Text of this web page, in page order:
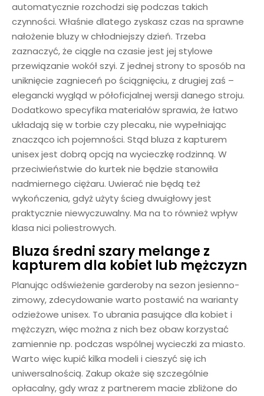
automatycznie rozchodzi się podczas takich
czynności. Właśnie dlatego zyskasz czas na sprawne
nałożenie bluzy w chłodniejszy dzień. Trzeba
zaznaczyć, że ciągle na czasie jest jej stylowe
przewiązanie wokół szyi. Z jednej strony to sposób na
uniknięcie zagnieceń po ściągnięciu, z drugiej zaś –
elegancki wygląd w półoficjalnej wersji danego stroju.
Dodatkowo specyfika materiałów sprawia, że łatwo
układają się w torbie czy plecaku, nie wypełniając
znacząco ich pojemności. Stąd bluza z kapturem
unisex jest dobrą opcją na wycieczkę rodzinną. W
przeciwieństwie do kurtek nie będzie stanowiła
nadmiernego ciężaru. Uwierać nie będą też
wykończenia, gdyż użyty ścieg dwuigłowy jest
praktycznie niewyczuwalny. Ma na to również wpływ
klasa nici poliestrowych.
Bluza średni szary melange z
kapturem dla kobiet lub mężczyzn
Planując odświeżenie garderoby na sezon jesienno-
zimowy, zdecydowanie warto postawić na warianty
odzieżowe unisex. To ubrania pasujące dla kobiet i
mężczyzn, więc można z nich bez obaw korzystać
zamiennie np. podczas wspólnej wycieczki za miasto.
Warto więc kupić kilka modeli i cieszyć się ich
uniwersalnością. Zakup okaże się szczególnie
opłacalny, gdy wraz z partnerem macie zbliżone do